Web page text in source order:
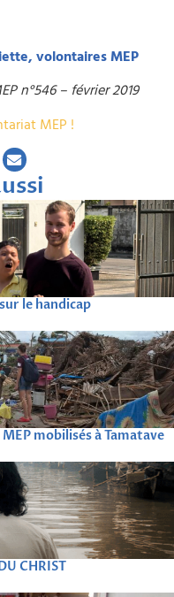
volontaires MEP
n°546 – février 2019
MEP !
le handicap
mobilisés à Tamatave
CHRIST